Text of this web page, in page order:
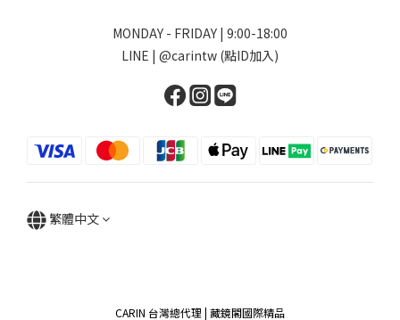
MONDAY - FRIDAY | 9:00-18:00
LINE | @carintw (點ID加入)
繁體中文
CARIN 台灣總代理 | 藏鏡閣國際精品